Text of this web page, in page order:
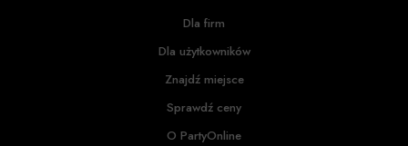
Dla firm
Dla użytkowników
Znajdź miejsce
Sprawdź ceny
O PartyOnline